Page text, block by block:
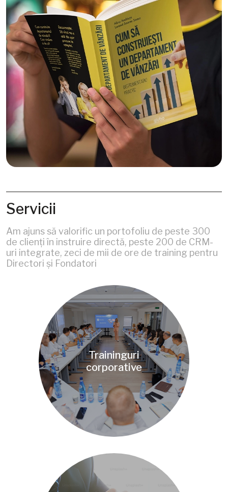
Servicii
Am ajuns să valorific un portofoliu de peste 300
de clienți în instruire directă, peste 200 de CRM-
uri integrate, zeci de mii de ore de training pentru
Directori și Fondatori
Traininguri
corporative